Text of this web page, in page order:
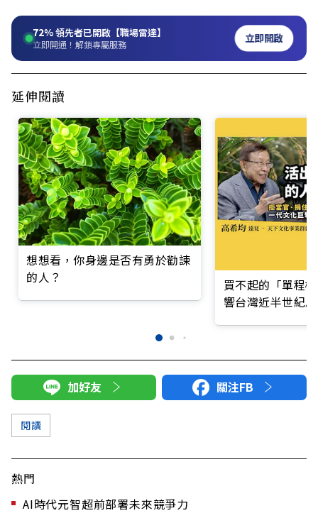
72%領先者已開啟【職場雷達】
立即開通！解鎖專屬服務 立即開啟
延伸閱讀
想想看，你身邊是否有勇於勸諫
的人？
買不起的「單程
響台灣近半世紀
加好友 關注FB
閱讀
熱門
AI時代元智超前部署未來競爭力